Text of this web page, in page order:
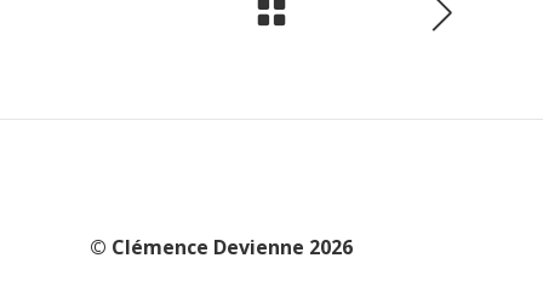
© Clémence Devienne 2026